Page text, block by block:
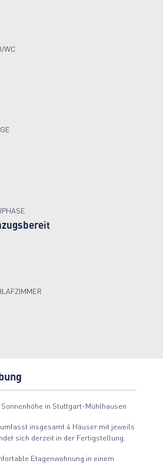
WC
in Stuttgart-Mühlhausen
insgesamt 4 Häuser mit jeweils
sich derzeit in der Fertigstellung.
Etagenwohnung in einem